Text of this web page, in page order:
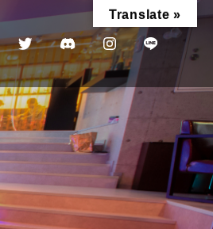
Translate »